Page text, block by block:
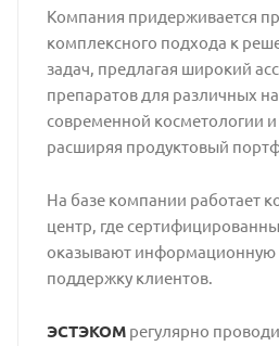
Компания придерживается
комплексного подхода к
задач, предлагая широкий
препаратов для различных
современной косметологии
расширяя продуктовый
На базе компании работает
центр, где
оказывают информационную
поддержку клиентов.
ЭСТЭКОМрегулярно